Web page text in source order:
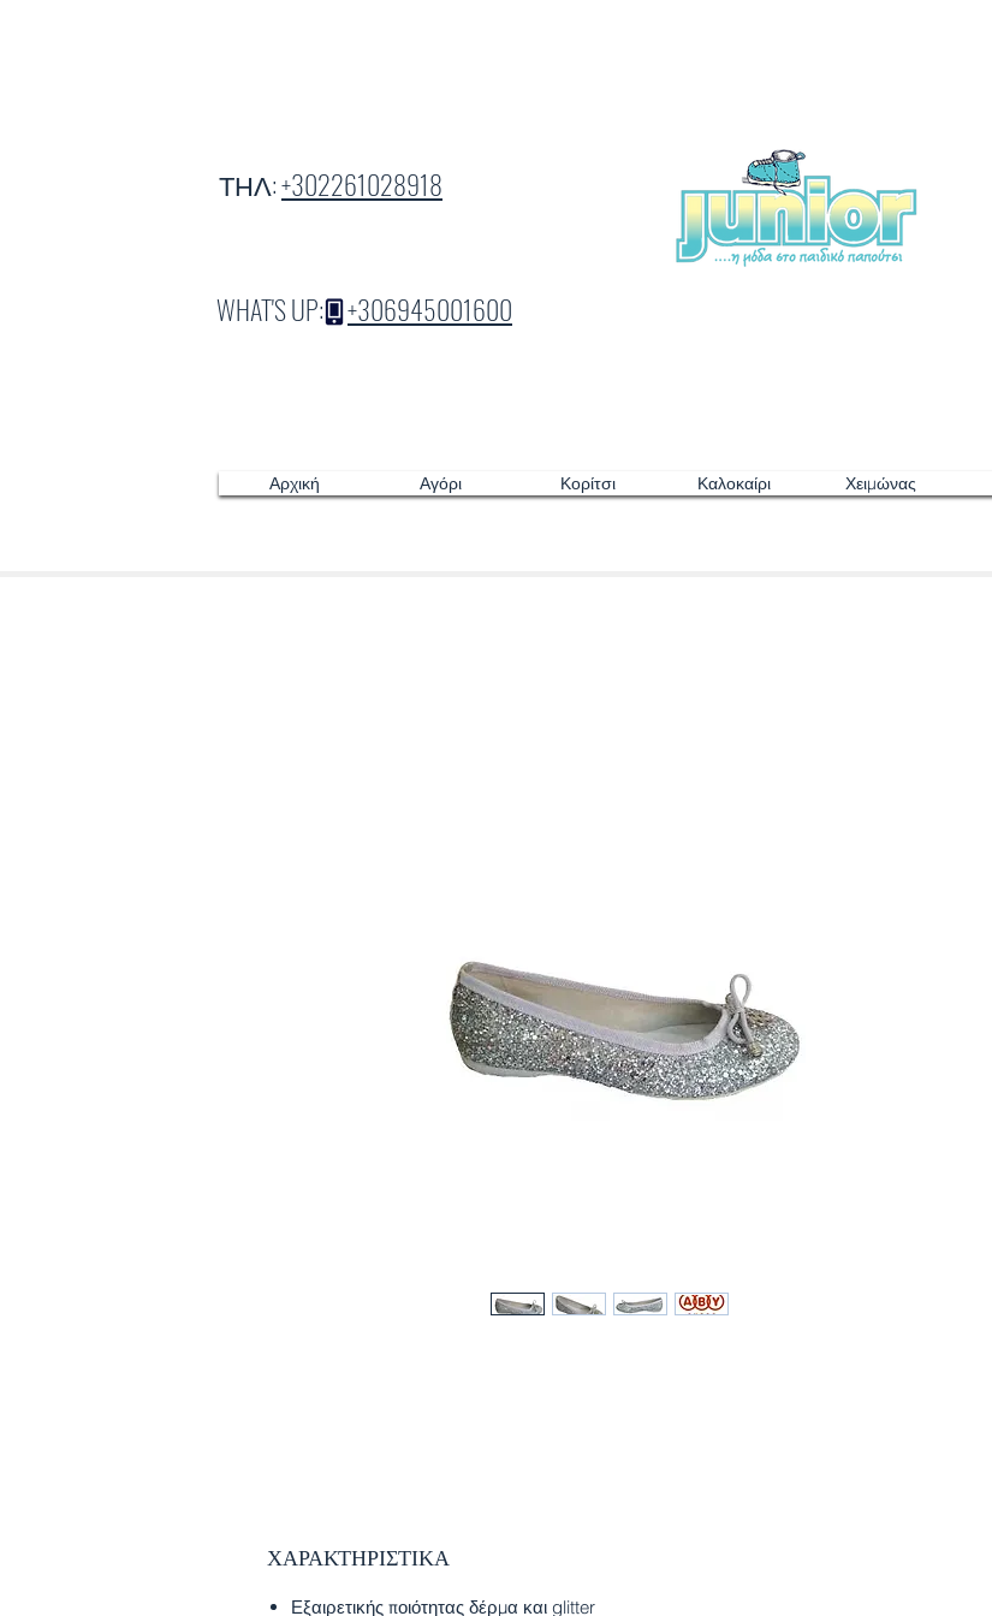
ΤΗΛ:+302261028918
WHAT'S UP:+306945001600
Αρχική Αγόρι Κορίτσι Καλοκαίρι Χειμώνας
ΧΑΡΑΚΤΗΡΙΣΤΙΚΑ
Εξαιρετικής ποιότητας δέρμα και glitter